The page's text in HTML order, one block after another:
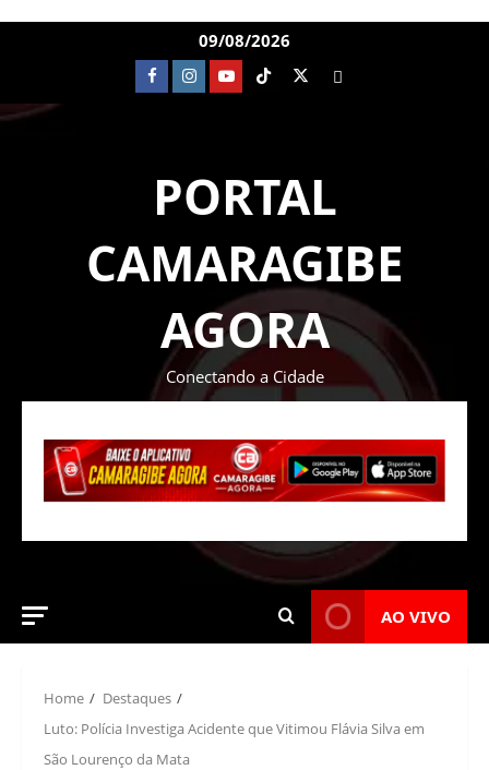
09/08/2026
PORTAL
CAMARAGIBE
AGORA
Conectando a Cidade
AO VIVO
Home
Destaques
Luto: Polícia Investiga Acidente que Vitimou Flávia Silva em
São Lourenço da Mata